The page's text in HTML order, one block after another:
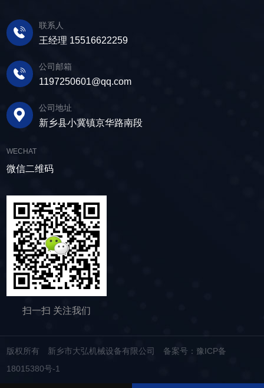
了。
组对的焊接应力叠加
热锻，不加热在室温下的锻造叫冷锻。在低温锻
700℃以下锻造，氧化皮形成少，而且表面无脱
碳现象。因此，只要变形能在成形能范围内，冷
控制好温度和润滑冷却，700℃以下的温锻也可
以获得很好的精度。热锻时，由于变形能和变形
锻2-5万个)与其它温度域的锻造相比是较短的，
但它的自由度大，成本低。坯料在冷锻时要产生
变形和加工硬化，使锻模承受高的荷载，因此，
需要使用高强度的锻模和采用防止磨损和粘结的
硬质润滑膜处理方法。另外，为防止 坯料裂纹，
需要时进行中间退火以保证需要的变形能力。为
保持良好的润滑状态，不锈钢封头可对坯料进行
磷化处理。在用棒料和盘条进行连续加工时，目
润滑方法的可能。根据坯料的移动方式，锻造可
分为自由锻、镦粗、挤压、模锻、闭式模锻、闭
联系人
王经理 15516622259
公司邮箱
1197250601@qq.com
公司地址
新乡县小冀镇京华路南段
WECHAT
微信二维码
扫一扫 关注我们
版权所有 新乡市大弘机械设备有限公司 备案号：豫ICP备
18015380号-1